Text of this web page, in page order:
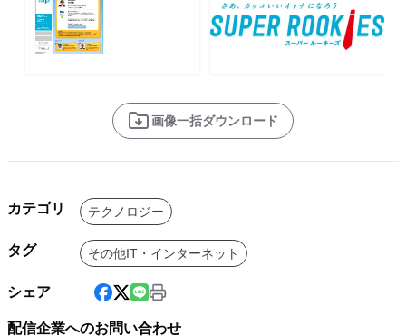
画像一括ダウンロード
カテゴリ テクノロジー
タグ その他IT・インターネット
シェア
配信企業へのお問い合わせ